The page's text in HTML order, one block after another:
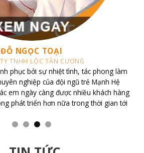
CHỊ TRANG
VINHOMES CENTRAL PARK
Central Park và đã liên hệ làm việc
Mạnh Hệ Tôi đã bất ngờ với tính chuyên
kế đẹp, sang trọng, nhân viên nhiệt
Cám ơn đội ngũ thiết kế và thi công của